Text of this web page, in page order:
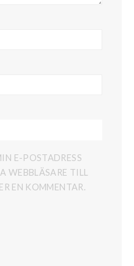
E-POSTADRESS
WEBBLÄSARE TILL
EN KOMMENTAR.